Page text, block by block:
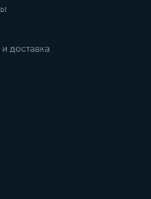
доставка